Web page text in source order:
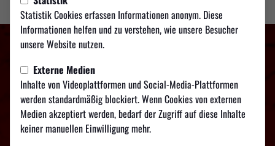
Statistik Cookies erfassen Informationen anonym. Diese
Informationen helfen und zu verstehen, wie unsere Besucher
unsere Website nutzen.
Externe Medien
Inhalte von Videoplattformen und Social-Media-Plattformen
werden standardmäßig blockiert. Wenn Cookies von externen
Medien akzeptiert werden, bedarf der Zugriff auf diese Inhalte
keiner manuellen Einwilligung mehr.